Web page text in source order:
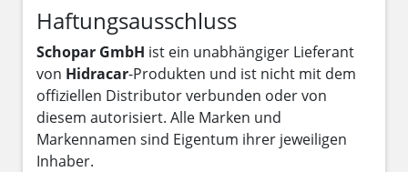
Haftungsausschluss
Schopar GmbH ist ein unabhängiger Lieferant
von Hidracar-Produkten und ist nicht mit dem
offiziellen Distributor verbunden oder von
diesem autorisiert. Alle Marken und
Markennamen sind Eigentum ihrer jeweiligen
Inhaber.